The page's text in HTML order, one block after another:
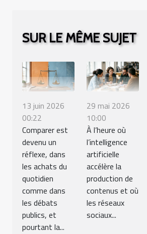
SUR LE MÊME SUJET
13 juin 2026
00:22
Comparer est
devenu un
réflexe, dans
les achats du
quotidien
comme dans
les débats
publics, et
pourtant la...
29 mai 2026
10:00
À l’heure où
l’intelligence
artificielle
accélère la
production de
contenus et où
les réseaux
sociaux...